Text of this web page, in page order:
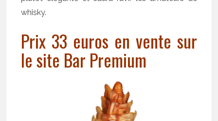
whisky.
Prix 33 euros en vente sur
le site Bar Premium